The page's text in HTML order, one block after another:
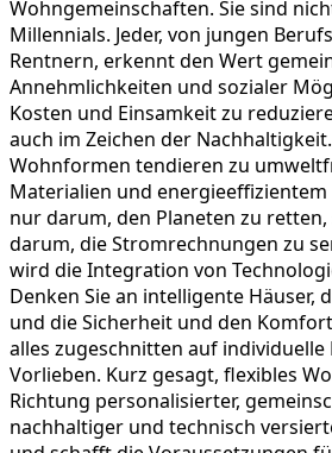
Wohngemeinschaften. Sie sind
Millennials. Jeder, von jungen
Rentnern, erkennt den Wert
Annehmlichkeiten und sozialer
Kosten und Einsamkeit zu
auch im Zeichen der
Wohnformen tendieren zu
Materialien und energieeffizientem
nur darum, den Planeten zu
darum, die Stromrechnungen zu
wird die Integration von
Denken Sie an intelligente Häuser,
und die Sicherheit und den
alles zugeschnitten auf individuelle
Vorlieben. Kurz gesagt, flexibles
Richtung personalisierter,
nachhaltiger und technisch